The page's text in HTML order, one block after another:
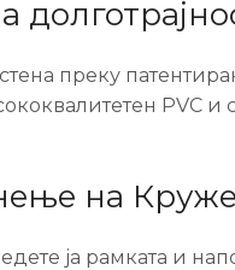
преку
PVC
на
ја рамката и